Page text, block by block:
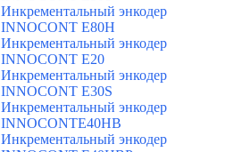
Инкрементальный энкодер
INNOCONT E80H
Инкрементальный энкодер
INNOCONT E20
Инкрементальный энкодер
INNOCONT E30S
Инкрементальный энкодер
INNOCONTE40HB
Инкрементальный энкодер